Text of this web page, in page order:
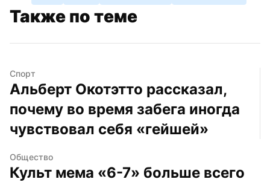
Также по теме
Спорт
Альберт Окотэтто рассказал,
почему во время забега иногда
чувствовал себя «гейшей»
Общество
Культ мема «6-7» больше всего